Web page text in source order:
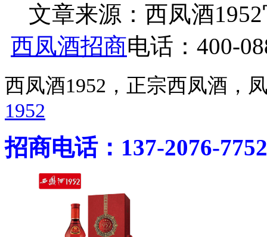
文章来源：西凤酒
西凤酒招商电话：400-
西凤酒1952，正宗西凤酒
1952
招商电话：137-2076-7752